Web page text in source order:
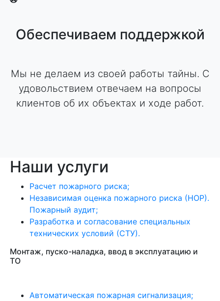
Обеспечиваем поддержкой
Мы не делаем из своей работы тайны. С
удовольствием отвечаем на вопросы
клиентов об их объектах и ходе работ.
Наши услуги
Расчет пожарного риска;
Независимая оценка пожарного риска (НОР).
Пожарный аудит;
Разработка и согласование специальных
технических условий (СТУ).
Монтаж, пуско-наладка, ввод в эксплуатацию и
ТО
Автоматическая пожарная сигнализация;